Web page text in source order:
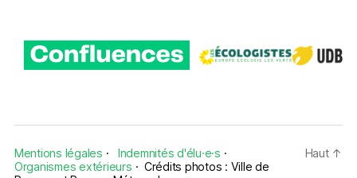
Mentions légales · Indemnités d'élu·e·s ·
Organismes extérieurs · Crédits photos : Ville de
Haut ↑